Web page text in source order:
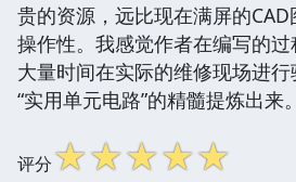
贵的资源，远比现在满屏的
操作性。我感觉作者在编写的
大量时间在实际的维修现场进
“实用单元电路”的精髓提炼出来。
评分☆☆☆☆☆